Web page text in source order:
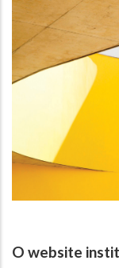
O website